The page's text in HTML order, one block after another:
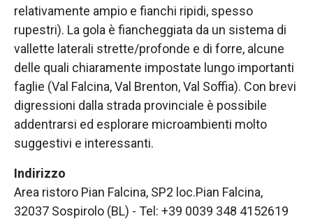
relativamente ampio e fianchi ripidi, spesso
rupestri). La gola è fiancheggiata da un sistema di
vallette laterali strette/profonde e di forre, alcune
delle quali chiaramente impostate lungo importanti
faglie (Val Falcina, Val Brenton, Val Soffia). Con brevi
digressioni dalla strada provinciale è possibile
addentrarsi ed esplorare microambienti molto
suggestivi e interessanti.
Indirizzo
Area ristoro Pian Falcina, SP2 loc.Pian Falcina,
32037 Sospirolo (BL) - Tel: +39 0039 348 4152619